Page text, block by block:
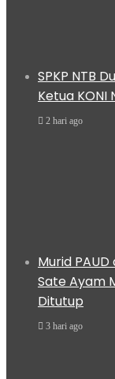
SPKP NTB
Ketua KONI
2 hari ago
Murid
Sate Ayam
Ditutup
3 hari ago